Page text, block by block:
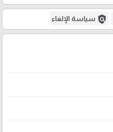
policy سياسة الإلغاء